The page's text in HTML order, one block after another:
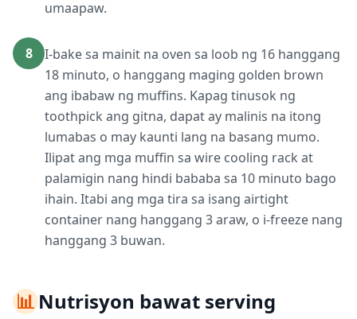
umaapaw.
8
I-bake sa mainit na oven sa loob ng 16 hanggang
18 minuto, o hanggang maging golden brown
ang ibabaw ng muffins. Kapag tinusok ng
toothpick ang gitna, dapat ay malinis na itong
lumabas o may kaunti lang na basang mumo.
Ilipat ang mga muffin sa wire cooling rack at
palamigin nang hindi bababa sa 10 minuto bago
ihain. Itabi ang mga tira sa isang airtight
container nang hanggang 3 araw, o i-freeze nang
hanggang 3 buwan.
📊Nutrisyon bawat serving